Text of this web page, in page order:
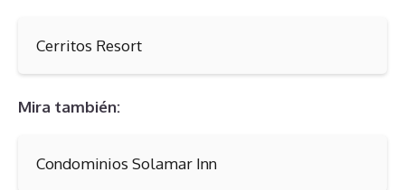
Cerritos Resort
Mira también:
Condominios Solamar Inn